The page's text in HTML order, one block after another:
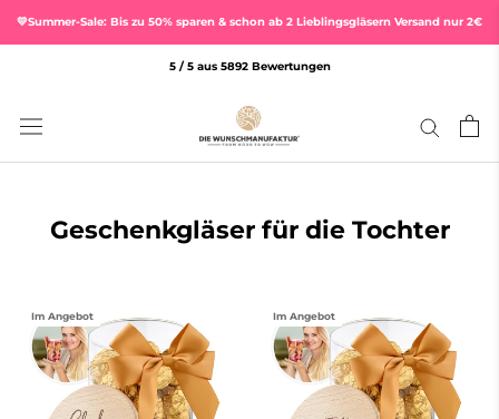
Direkt💛Summer-Sale: Bis zu 50% sparen & schon ab 2 Lieblingsgläsern Versand nur 2€
5 / 5 aus 5892 Bewertungen
Geschenkgläser für die Tochter
Im Angebot Im Angebot